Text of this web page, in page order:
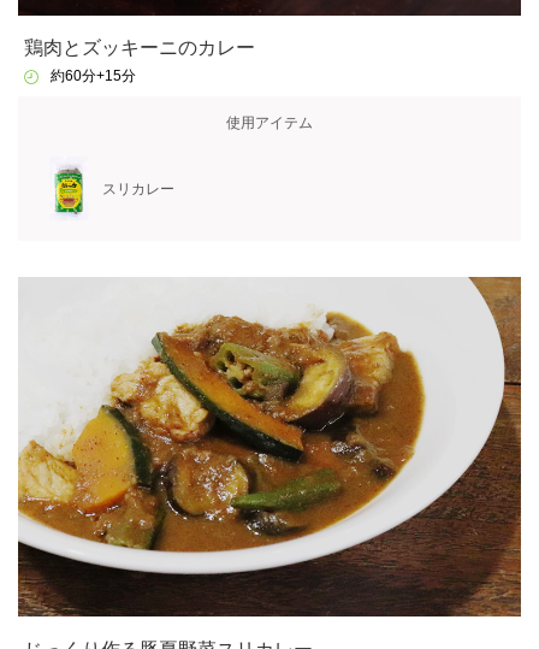
鶏肉とズッキーニのカレー
約60分+15分
使用アイテム
スリカレー